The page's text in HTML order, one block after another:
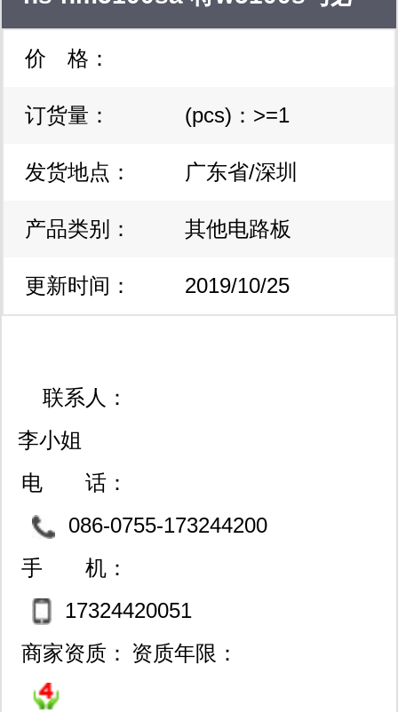
收器、运算放大器、无线电通讯、键盘
及输入器件、电源及马达、控制线路、
可编程逻辑器件、 pld可编程门阵列、
管、光电半导体、 双端口、超声波影
像 便携式音响系统 sdram flash
memory 、aram& acic及语音芯片、
片、一线式芯片识别开关、epga、cpld
在线可编程门阵列、光纤通信、电阻、
电容、二极管、三极管、功率元件、工
业级、军品级、宇航级的器件。
要的外围元器件集成在一块电路
板上
价 格：
订货量： (pcs)：>=1
发货地点： 广东省/深圳
产品类别： 其他电路板
更新时间： 2019/10/25
联系人：
李小姐
电 话：
086-0755-173244200
51
手 机：
17324420051
商家资质： 资质年限：